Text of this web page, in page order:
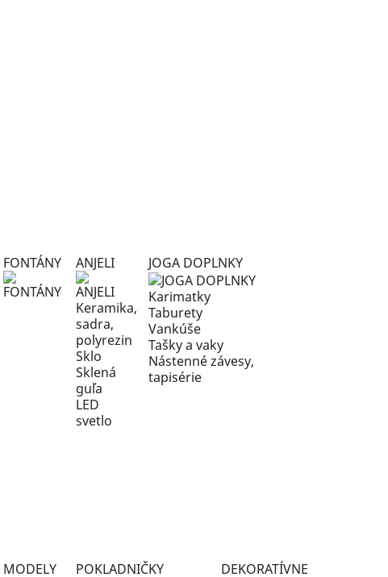
FONTÁNY ANJELI
Keramika,
sadra,
polyrezin
Sklo
Sklená
guľa
LED
svetlo
JOGA DOPLNKY
Karimatky
Taburety
Vankúše
Tašky a vaky
Nástenné závesy,
tapisérie
MODELY
POKLADNIČKY
DEKORATÍVNE